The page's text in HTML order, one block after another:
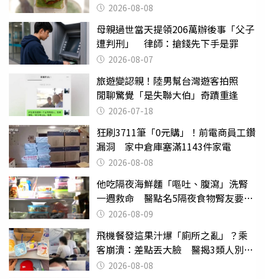
2026-08-08
母親過世當天提領206萬辦後事「父子
遭判刑」 律師：搶錢先下手是罪
2026-08-07
旅遊變認親！陸男幫台灣遊客拍照
閒聊驚覺「是失聯大伯」奇蹟重逢
2026-07-18
狂刷3711筆「0元購」！前電商員工鑽
漏洞 家中倉庫塞滿1143件家電
2026-08-08
他吃隔夜海鮮麵「嘔吐、腹瀉」洗腎
一週救命 醫點名5隔夜食物腎友要注
意 2026-08-09
飛機餐發這果汁爆「廁所之亂」？乘
客崩潰：差點丟大臉 醫揭3類人別亂
喝 2026-08-08